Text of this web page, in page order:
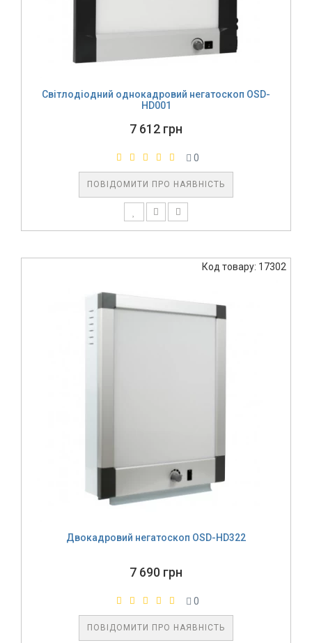
Світлодіодний однокадровий негатоскоп OSD-
HD001
7 612 грн
0
ПОВІДОМИТИ ПРО НАЯВНІСТЬ
Код товару: 17302
Двокадровий негатоскоп OSD-HD322
7 690 грн
0
ПОВІДОМИТИ ПРО НАЯВНІСТЬ